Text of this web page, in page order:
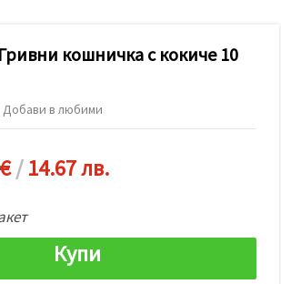
кошничка с кокиче 10
Добави в любими
/14.67 лв.
Купи